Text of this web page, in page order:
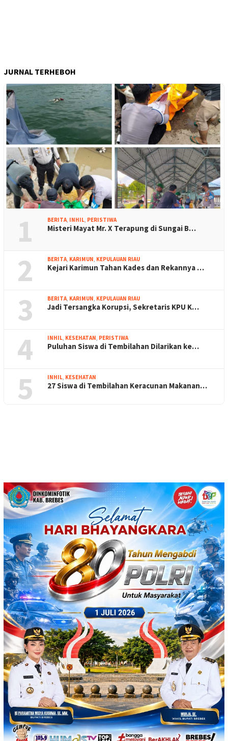
JURNAL TERHEBOH
1 BERITA, INHIL, PERISTIWA
Misteri Mayat Mr. X Terapung di Sungai B…
2 BERITA, KARIMUN, KEPULAUAN RIAU
Kejari Karimun Tahan Kades dan Rekannya …
3 BERITA, KARIMUN, KEPULAUAN RIAU
Jadi Tersangka Korupsi, Sekretaris KPU K…
4 INHIL, KESEHATAN, PERISTIWA
Puluhan Siswa di Tembilahan Dilarikan ke…
5 INHIL, KESEHATAN
27 Siswa di Tembilahan Keracunan Makanan…